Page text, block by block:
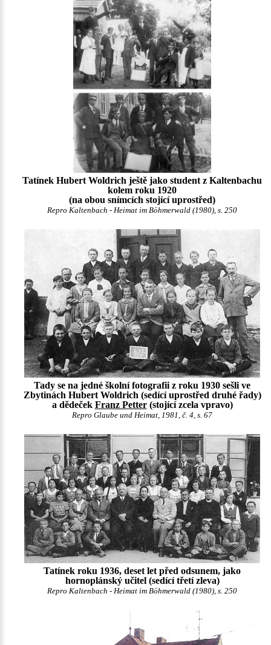
Tatínek Hubert Woldrich ještě jako student z Kaltenbachu
kolem roku 1920
(na obou snímcích stojící uprostřed)
Repro Kaltenbach - Heimat im Böhmerwald (1980), s. 250
Tady se na jedné školní fotografii z roku 1930 sešli ve
Zbytinách Hubert Woldrich (sedící uprostřed druhé řady)
a dědeček Franz Petter(stojící zcela vpravo)
Repro Glaube und Heimat, 1981, č. 4, s. 67
Tatínek roku 1936, deset let před odsunem, jako
hornoplánský učitel (sedící třetí zleva)
Repro Kaltenbach - Heimat im Böhmerwald (1980), s. 250